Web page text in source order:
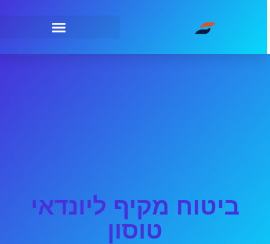
ביטוח מקיף ליונדאי
טוסון